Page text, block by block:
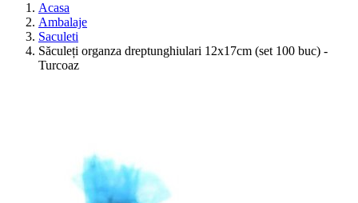
Acasa
Ambalaje
Saculeti
Săculeți organza dreptunghiulari 12x17cm (set 100 buc) -
Turcoaz